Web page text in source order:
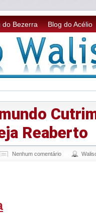
do Bezerra Blog do Acélio
Reaberto
Nenhum comentário